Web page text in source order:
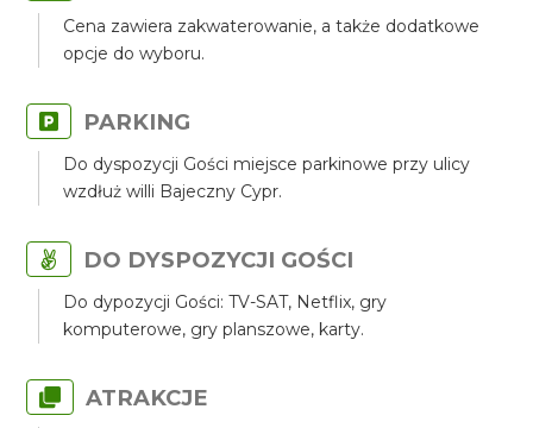
Cena zawiera zakwaterowanie, a także dodatkowe
opcje do wyboru.
PARKING
Do dyspozycji Gości miejsce parkinowe przy ulicy
wzdłuż willi Bajeczny Cypr.
DO DYSPOZYCJI GOŚCI
Do dypozycji Gości: TV-SAT, Netflix, gry
komputerowe, gry planszowe, karty.
ATRAKCJE